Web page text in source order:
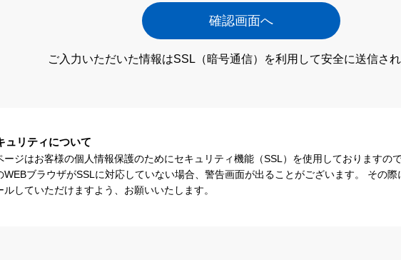
ご入力いただいた情報はSSL（暗号通信） を利用して安全に送信さ
ュリティについて
ージはお客様の個人情報保護のためにセキュリティ機能（SSL）を使用しておりますの
WEBブラウザがSSLに対応していない場合、警告画面が出ることがございます。 その
ルしていただけますよう、お願いいたします。